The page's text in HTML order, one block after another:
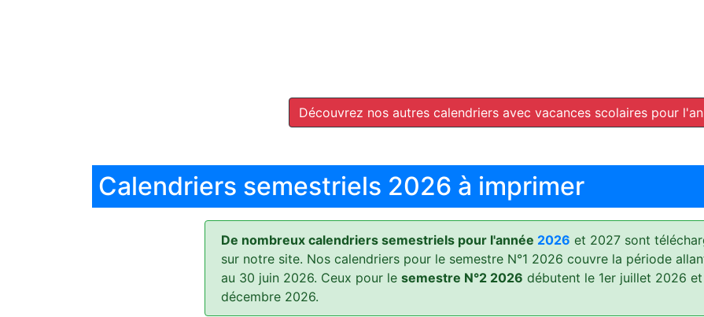
Découvrez nos autres calendriers avec vacances scolaires pour
Calendriers semestriels 2026 à imprimer
De nombreux calendriers semestriels pour l'année 2026 et 2027 sont
sur notre site. Nos calendriers pour le semestre N°1 2026 couvre la période
au 30 juin 2026. Ceux pour le semestre N°2 2026 débutent le 1er juillet 2026
décembre 2026.